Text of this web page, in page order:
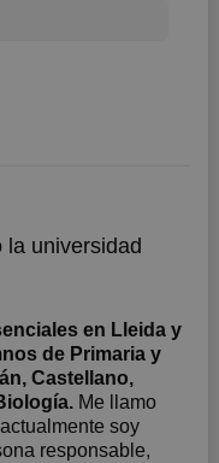
la universidad
en Lleida y
de Primaria y
Castellano,
Me llamo
soy
responsable,